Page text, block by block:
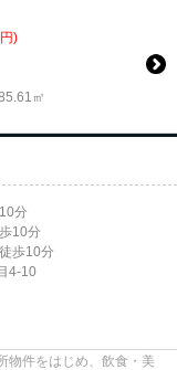
)
㎡
分
10分
歩10分
4-10
物件をはじめ、飲食・美